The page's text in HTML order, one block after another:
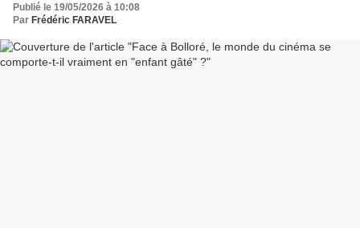
Publié le 19/05/2026 à 10:08
Par Frédéric FARAVEL